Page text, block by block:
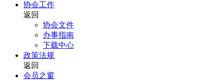
协会工作
返回
协会文件
办事指南
下载中心
政策法规
返回
会员之窗